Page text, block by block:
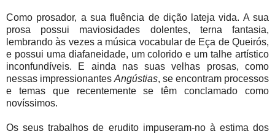
Como prosador, a sua fluência de dição lateja vida. A sua
prosa possui maviosidades dolentes, terna fantasia,
lembrando às vezes a música vocabular de Eça de Queirós,
e possui uma diafaneidade, um colorido e um talhe artístico
inconfundíveis. E ainda nas suas velhas prosas, como
nessas impressionantes Angústias, se encontram processos
e temas que recentemente se têm conclamado como
novíssimos.
Os seus trabalhos de erudito impuseram-no à estima dos